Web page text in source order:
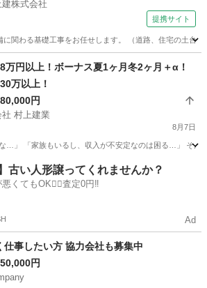
株式会社
提携サイト
関わる基礎工事をお任せします。 （道路、住宅の土台
管理
万円以上！ボーナス夏1ヶ月冬2ヶ月＋α！
万以上！
円
村上建業
8月7日
な…」 「家族もいるし、収入が不安定なのは困る…」 そ
駅 鳶職 足場
古い人形譲ってくれませんか？
くてもOK🙆‍♀️査定0円‼️
Ad
仕事したい方 協力会社も募集中
円